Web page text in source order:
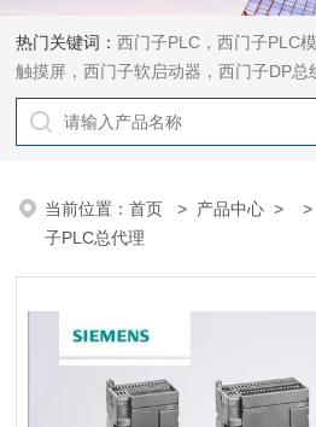
热门关键词：西门子PLC，西门子PLC
触摸屏，西门子软启动器，西门子DP
头，西门子CP通讯网卡，西门子数控系
当前位置：首页 > 产品中心 >
子PLC总代理